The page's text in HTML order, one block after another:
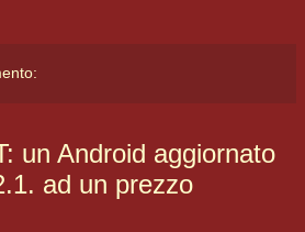
un Android aggiornato
ad un prezzo